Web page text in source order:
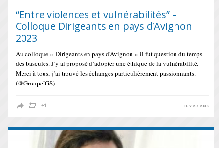
“Entre violences et vulnérabilités” –
Colloque Dirigeants en pays d’Avignon
2023
Au colloque « Dirigeants en pays d’Avignon » il fut question du temps
des bascules. J’y ai proposé d’adopter une éthique de la vulnérabilité.
Merci à tous, j’ai trouvé les échanges particulièrement passionnants.
(@GroupeIGS)
IL Y A 3 ANS